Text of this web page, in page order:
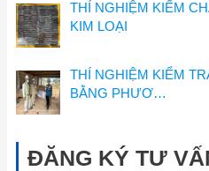
THÍ NGHIỆM KIỂM
KIM LOẠI
THÍ NGHIỆM KIỂM
BẰNG PHƯƠ…
ĐĂNG KÝ TƯ